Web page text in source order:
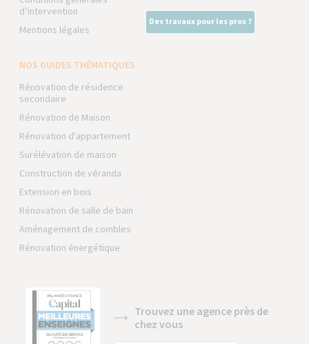
d’intervention
Mentions légales
Des travaux pour les pros ?
NOS GUIDES THÉMATIQUES
Rénovation de résidence
secondaire
Rénovation de Maison
Rénovation d'appartement
Surélévation de maison
Construction de véranda
Extension en bois
Rénovation de salle de bain
Aménagement de combles
Rénovation énergétique
Trouvez une agence près de
chez vous